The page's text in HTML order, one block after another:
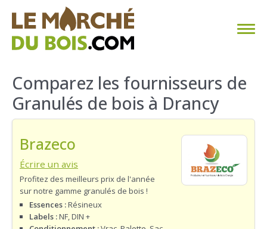
CHAUFFAGE AU BOIS
FAQ
TROUVER SON FOURNISSEUR
BLOG
ESPACE PRO
Comparez les fournisseurs de
Granulés de bois à Drancy
Brazeco
Écrire un avis
Profitez des meilleurs prix de l'année
sur notre gamme granulés de bois !
Essences :Résineux
Labels :NF, DIN +